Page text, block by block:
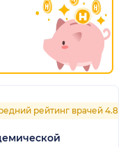
рейтинг врачей 4.8